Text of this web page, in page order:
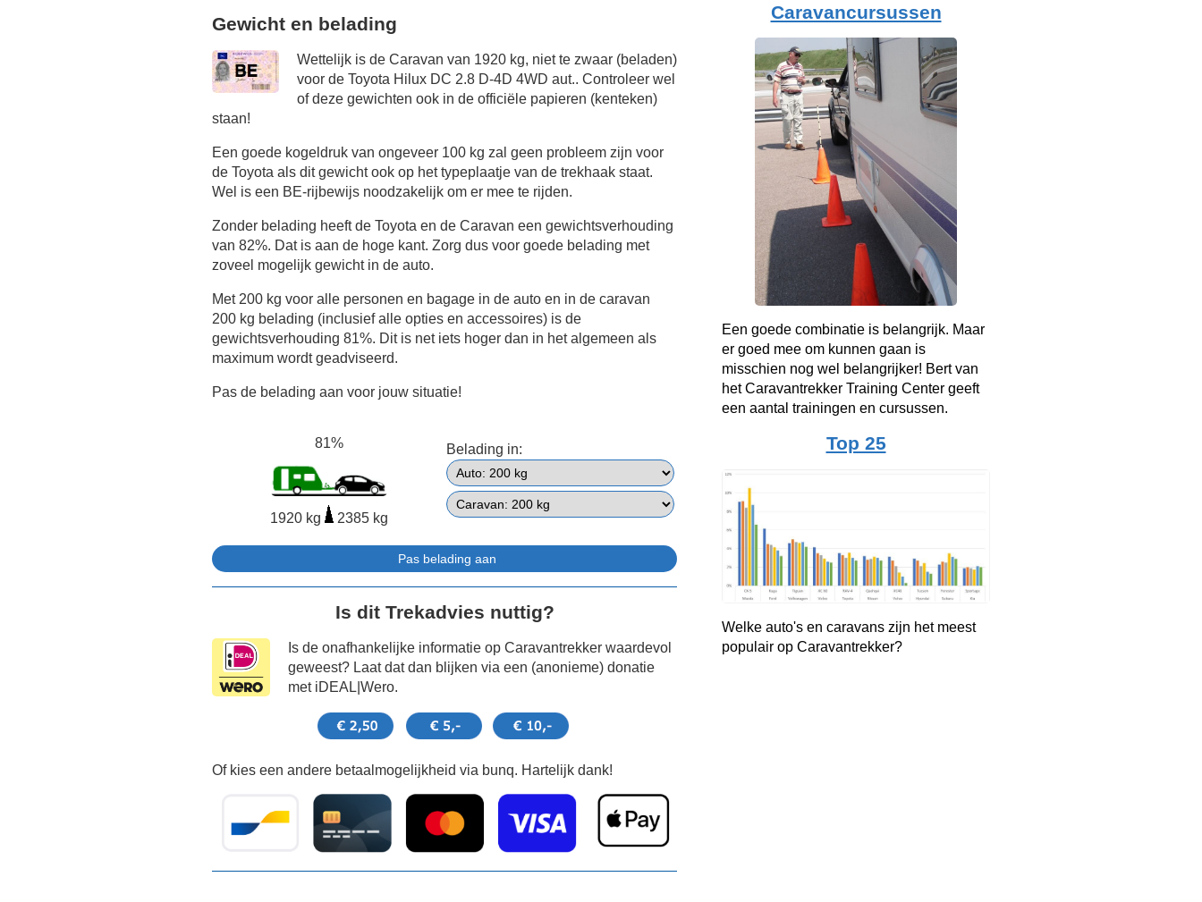
Gewicht en belading
Wettelijk is de Caravan van 1920 kg, niet te zwaar (beladen)
voor de Toyota Hilux DC 2.8 D-4D 4WD aut.. Controleer wel
of deze gewichten ook in de officiële papieren (kenteken)
staan!
Een goede kogeldruk van ongeveer 100 kg zal geen probleem zijn voor
de Toyota als dit gewicht ook op het typeplaatje van de trekhaak staat.
Wel is een BE-rijbewijs noodzakelijk om er mee te rijden.
Zonder belading heeft de Toyota en de Caravan een gewichtsverhouding
van 82%. Dat is aan de hoge kant. Zorg dus voor goede belading met
zoveel mogelijk gewicht in de auto.
Met 200 kg voor alle personen en bagage in de auto en in de caravan
200 kg belading (inclusief alle opties en accessoires) is de
gewichtsverhouding 81%. Dit is net iets hoger dan in het algemeen als
maximum wordt geadviseerd.
Pas de belading aan voor jouw situatie!
81%
1920 kg 2385 kg
Belading in:
Is dit Trekadvies nuttig?
Is de onafhankelijke informatie op Caravantrekker waardevol
geweest? Laat dat dan blijken via een (anonieme) donatie
met iDEAL|Wero.
Of kies een andere betaalmogelijkheid via bunq. Hartelijk dank!
Caravancursussen
Een goede combinatie is belangrijk. Maar
er goed mee om kunnen gaan is
misschien nog wel belangrijker! Bert van
het Caravantrekker Training Center geeft
een aantal trainingen en cursussen.
Top 25
Welke auto's en caravans zijn het meest
populair op Caravantrekker?